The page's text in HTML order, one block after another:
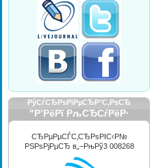
СЂРµРµСЃС‚СЂРѕРІС‹Р№
РЅРѕРјРµСЂ в„–РњРў3 008268
РўСѓСЂРѕРїРµСЂР°С‚РѕСЂ
"Р’РёРї РљСЂСѓРёР·